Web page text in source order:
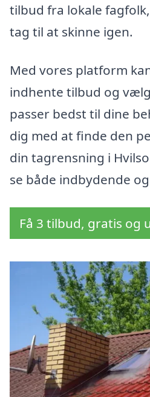
tilbud fra lokale
tag til at skinne igen.
Med vores platform
indhente tilbud og
passer bedst til dine
dig med at finde den
din tagrensning i
se både indbydende
Få 3 tilbud, gratis og